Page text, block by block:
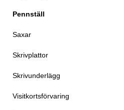
Pennställ
Saxar
Skrivplattor
Skrivunderlägg
Visitkortsförvaring